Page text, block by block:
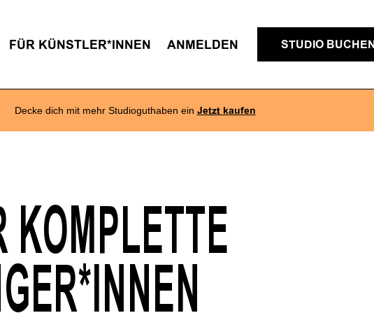
FÜR KÜNSTLER*INNEN ANMELDEN STUDIO
Decke dich mit mehr Studioguthaben ein Jetzt kaufen
KOMPLETTE